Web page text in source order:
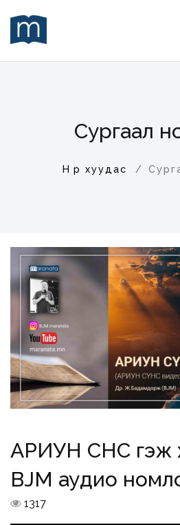
Сургаал
Нүүр хуудас
АРИУН СҮНС гэж
BJM аудио
1317